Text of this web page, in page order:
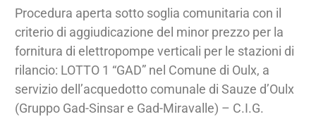
Procedura aperta sotto soglia comunitaria con il
criterio di aggiudicazione del minor prezzo per la
fornitura di elettropompe verticali per le stazioni di
rilancio: LOTTO 1 “GAD” nel Comune di Oulx, a
servizio dell’acquedotto comunale di Sauze d’Oulx
(Gruppo Gad-Sinsar e Gad-Miravalle) – C.I.G.